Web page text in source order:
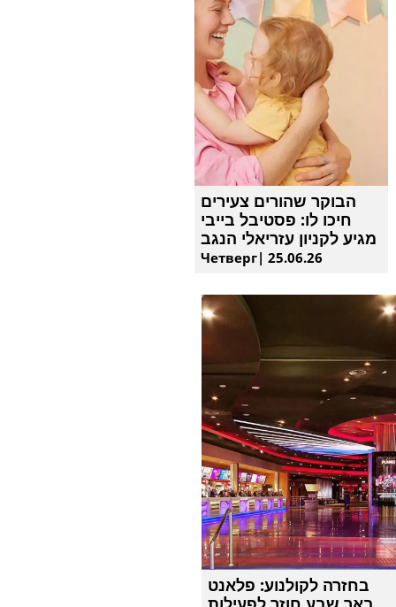
הבוקר שהורים צעירים
חיכו לו: פסטיבל בייבי
מגיע לקניון עזריאלי הנגב
Четверг| 25.06.26
בחזרה לקולנוע: פלאנט